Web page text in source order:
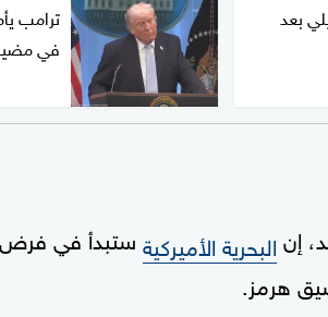
بعد
ترامب
في
إن البحرية الأميركية ستبدأ في فرض
هرمز.